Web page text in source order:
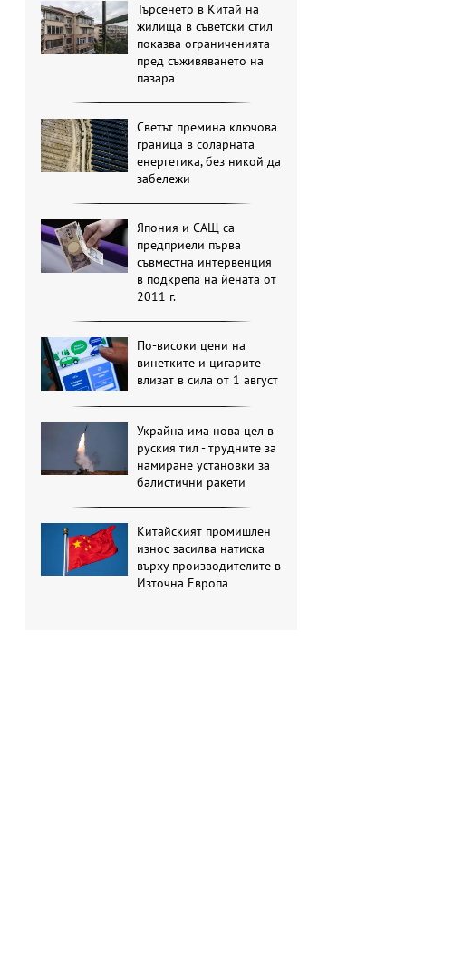
Търсенето в Китай на
жилища в съветски стил
показва ограниченията
пред съживяването на
пазара
Светът премина ключова
граница в соларната
енергетика, без никой да
забележи
Япония и САЩ са
предприели първа
съвместна интервенция
в подкрепа на йената от
2011 г.
По-високи цени на
винетките и цигарите
влизат в сила от 1 август
Украйна има нова цел в
руския тил - трудните за
намиране установки за
балистични ракети
Китайският промишлен
износ засилва натиска
върху производителите в
Източна Европа